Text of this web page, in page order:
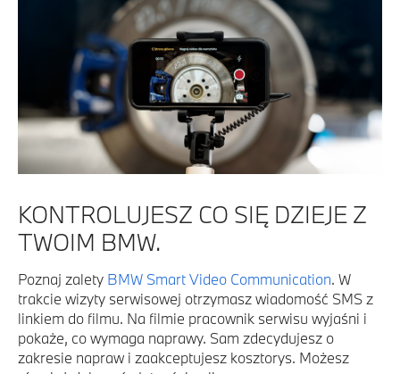
KONTROLUJESZ CO SIĘ DZIEJE Z
TWOIM BMW.
Poznaj zalety BMW Smart Video Communication. W
trakcie wizyty serwisowej otrzymasz wiadomość SMS z
linkiem do filmu. Na filmie pracownik serwisu wyjaśni i
pokaże, co wymaga naprawy. Sam zdecydujesz o
zakresie napraw i zaakceptujesz kosztorys. Możesz